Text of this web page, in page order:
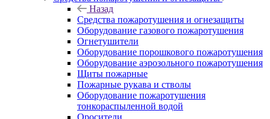
Назад
Средства пожаротушения и огнезащиты
Оборудование газового пожаротушения
Огнетушители
Оборудование порошкового пожаротушения
Оборудование аэрозольного пожаротушения
Щиты пожарные
Пожарные рукава и стволы
Оборудование пожаротушения
тонкораспыленной водой
Оросители